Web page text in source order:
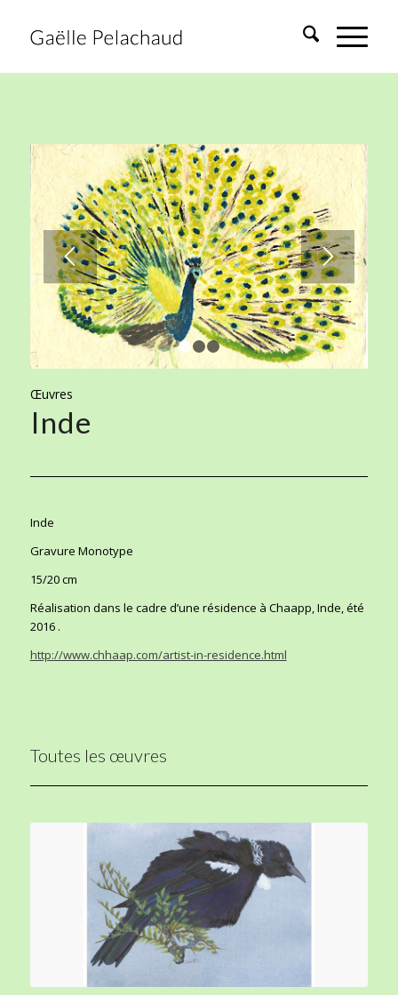
1 2 3
Œuvres
Inde
Inde
Gravure Monotype
15/20 cm
Réalisation dans le cadre d’une résidence à Chaapp, Inde, été
2016 .
http://www.chhaap.com/artist-in-residence.html
Toutes les œuvres